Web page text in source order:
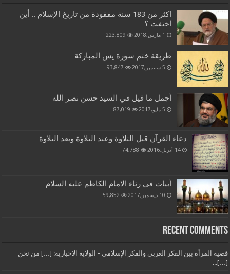
اكثر من 183 سنة مفقودة من تاريخ الإسلام .. أين
اختفت ؟
1 مارس,2018 223,809
طريقة ختم سورة يس المباركة
5 سبتمبر,2017 93,847
أجمل ما قيل في السيد حسن نصر الله
5 مايو,2017 87,019
دعاء القرآن قبل التلاوة وعند التلاوة وبعد التلاوة
14 أبريل,2016 74,788
أبيات في رثاء الامام الكاظم عليه السلام
10 ديسمبر,2017 59,852
Recent Comments
قضية المرأة بين الفكر الغربي والفكر الإسلامي - الولاية الاخبارية: […] من نحن
[…]...